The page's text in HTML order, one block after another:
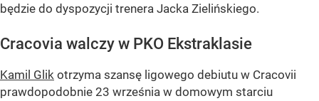
będzie do dyspozycji trenera Jacka Zielińskiego.
Cracovia walczy w PKO Ekstraklasie
Kamil Glik otrzyma szansę ligowego debiutu w Cracovii
prawdopodobnie 23 września w domowym starciu